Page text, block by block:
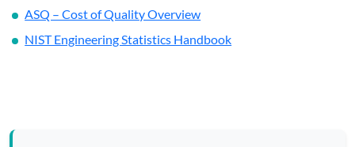
ASQ – Cost of Quality Overview
NIST Engineering Statistics Handbook